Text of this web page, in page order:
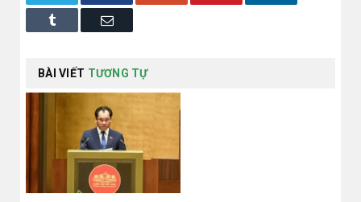
Tumblr Email
BÀI VIẾT TƯƠNG TỰ